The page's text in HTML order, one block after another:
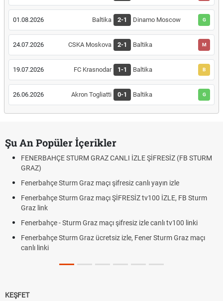
01.08.2026 Baltika 2-1 Dinamo Moscow G
24.07.2026 CSKA Moskova 2-1 Baltika M
19.07.2026 FC Krasnodar 1-1 Baltika B
26.06.2026 Akron Togliatti 0-1 Baltika G
Şu An Popüler İçerikler
FENERBAHÇE STURM GRAZ CANLI İZLE ŞİFRESİZ (FB STURM
GRAZ)
Fenerbahçe Sturm Graz maçı şifresiz canlı yayın izle
Fenerbahçe Sturm Graz maçı ŞİFRESİZ tv100 İZLE, FB Sturm
Graz link
Fenerbahçe - Sturm Graz maçı şifresiz izle canlı tv100 linki
Fenerbahçe Sturm Graz ücretsiz izle, Fener Sturm Graz maçı
canlı linki
KEŞFET